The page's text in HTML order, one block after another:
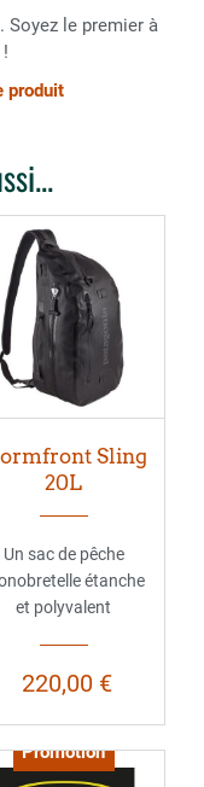
le premier à
produit
Sling
20L
Un sac de pêche
étanche
et polyvalent
220,00 €
Promotion